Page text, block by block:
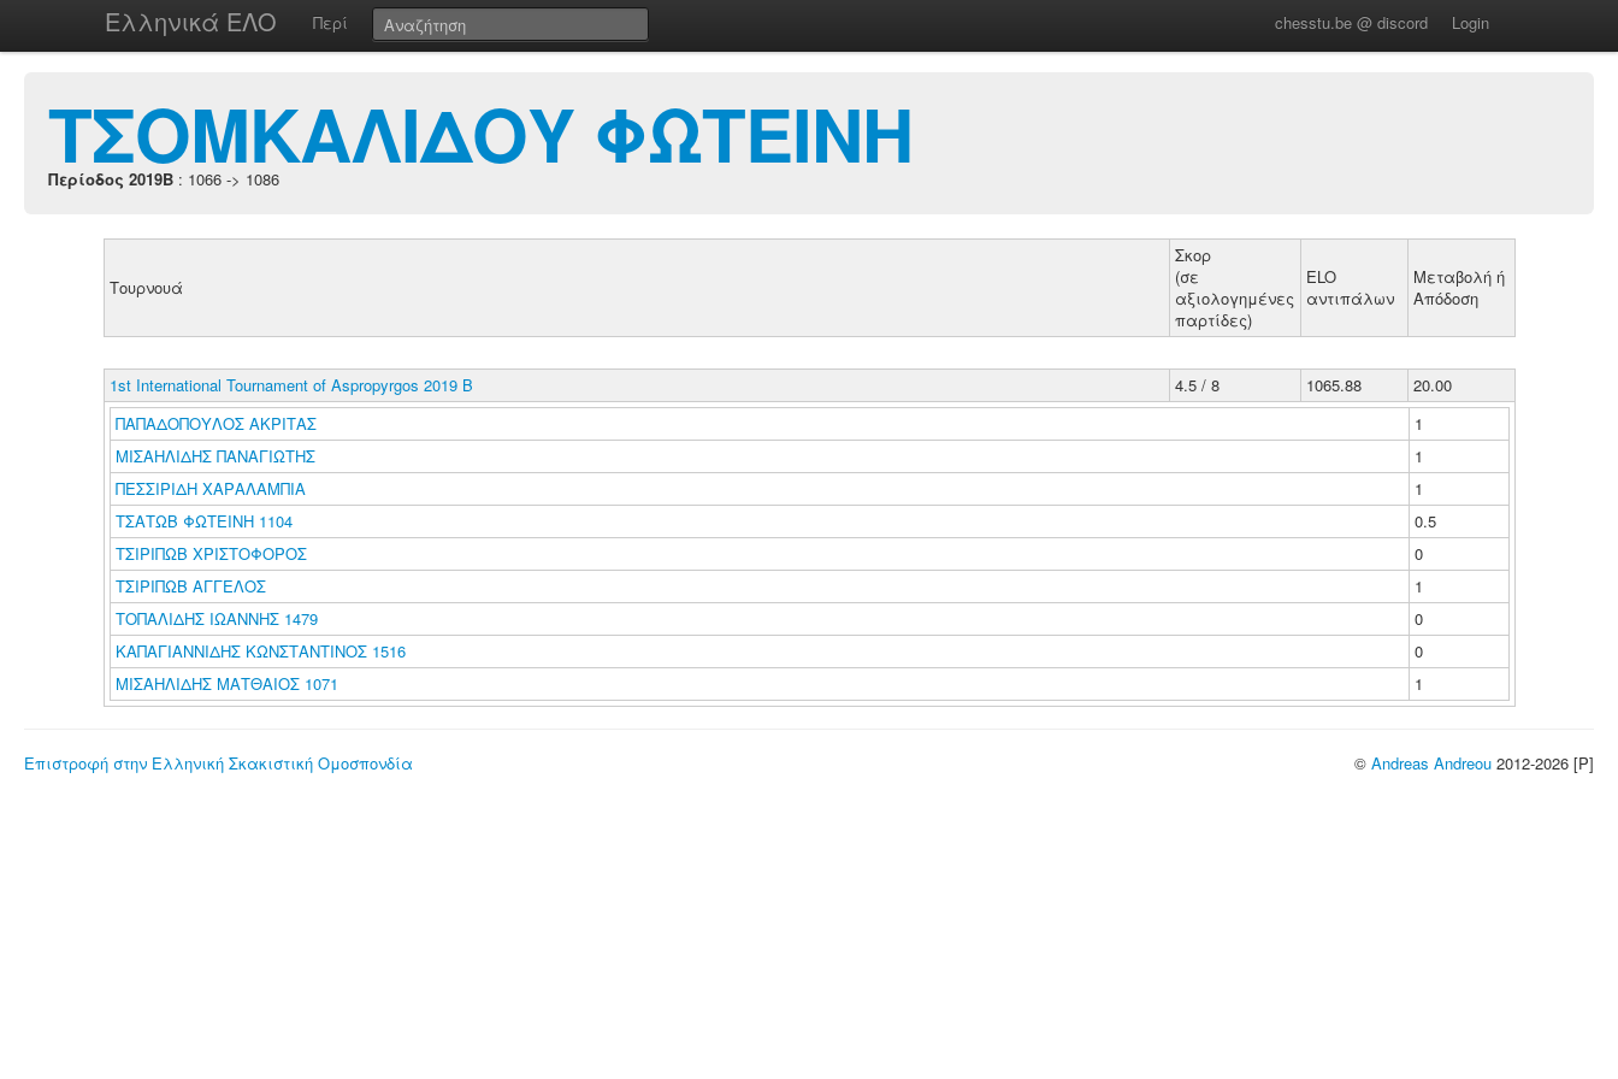
Ελληνικά ΕΛΟ Περί chesstu.be @ discord Login
ΤΣΟΜΚΑΛΙΔΟΥ ΦΩΤΕΙΝΗ
Περίοδος 2019B : 1066 -> 1086
Τουρνουά
Σκορ
(σε
αξιολογημένες
παρτίδες)
ELO
αντιπάλων
Μεταβολή ή
Απόδοση
1st International Tournament of Aspropyrgos 2019 B 4.5 / 8 1065.88
20.00
ΠΑΠΑΔΟΠΟΥΛΟΣ ΑΚΡΙΤΑΣ
1
ΜΙΣΑΗΛΙΔΗΣ ΠΑΝΑΓΙΩΤΗΣ
1
ΠΕΣΣΙΡΙΔΗ ΧΑΡΑΛΑΜΠΙΑ
1
ΤΣΑΤΩΒ ΦΩΤΕΙΝΗ 1104
0.5
ΤΣΙΡΙΠΩΒ ΧΡΙΣΤΟΦΟΡΟΣ
0
ΤΣΙΡΙΠΩΒ ΑΓΓΕΛΟΣ
1
ΤΟΠΑΛΙΔΗΣ ΙΩΑΝΝΗΣ 1479
0
ΚΑΠΑΓΙΑΝΝΙΔΗΣ ΚΩΝΣΤΑΝΤΙΝΟΣ 1516
0
ΜΙΣΑΗΛΙΔΗΣ ΜΑΤΘΑΙΟΣ 1071
1
Επιστροφή στην Ελληνική Σκακιστική Ομοσπονδία © Andreas Andreou 2012-2026 [P]